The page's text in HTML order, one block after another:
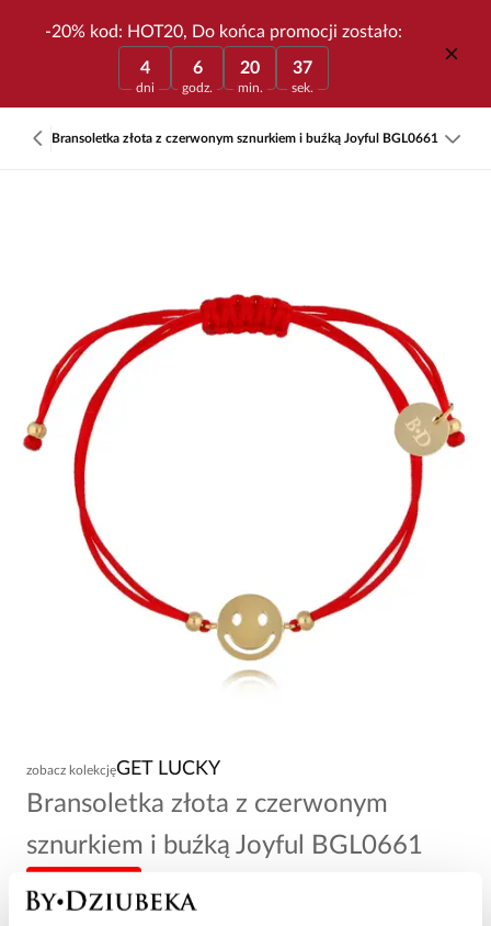
-20% kod: HOT20, Do końca promocji zostało:
4
dni
6
godz.
20
min.
37
sek.
Bransoletka złota z czerwonym sznurkiem i buźką Joyful BGL0661
zobacz kolekcjęGET LUCKY
Bransoletka złota z czerwonym
sznurkiem i buźką Joyful BGL0661